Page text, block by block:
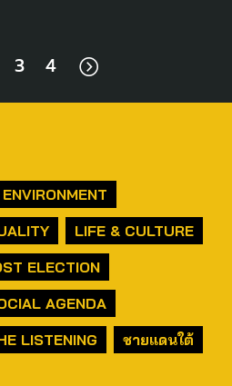
3 4
ENVIRONMENT
LIFE & CULTURE
ELECTION
AGENDA
LISTENING
ชายแดนใต้